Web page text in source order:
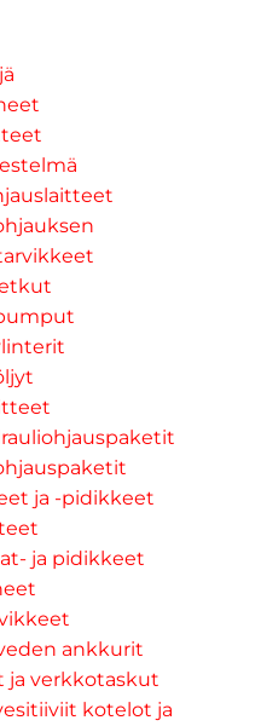
ja -pidikkeet
ja pidikkeet
ankkurit
ja verkkotaskut
kotelot ja